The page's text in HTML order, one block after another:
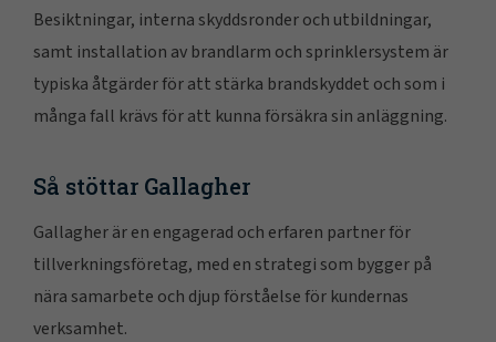
Besiktningar, interna skyddsronder och utbildningar,
samt installation av brandlarm och sprinklersystem är
typiska åtgärder för att stärka brandskyddet och som i
många fall krävs för att kunna försäkra sin anläggning.
Så stöttar Gallagher
Gallagher är en engagerad och erfaren partner för
tillverkningsföretag, med en strategi som bygger på
nära samarbete och djup förståelse för kundernas
verksamhet.